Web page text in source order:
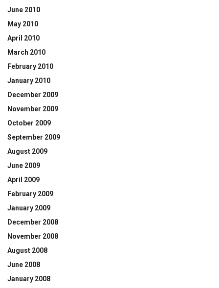
June 2010
May 2010
April 2010
March 2010
February 2010
January 2010
December 2009
November 2009
October 2009
September 2009
August 2009
June 2009
April 2009
February 2009
January 2009
December 2008
November 2008
August 2008
June 2008
January 2008